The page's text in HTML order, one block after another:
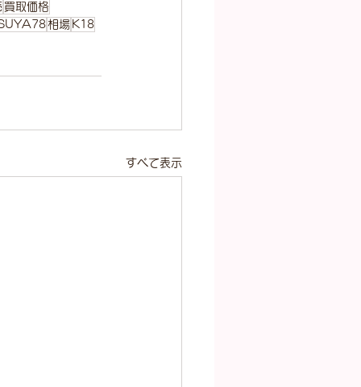
買取価格
相場 K18
すべて表示